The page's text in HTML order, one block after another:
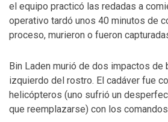
el equipo practicó las redadas a
operativo tardó unos 40 minutos de
proceso, murieron o fueron
Bin Laden murió de dos impactos de
izquierdo del rostro. El cadáver fue
helicópteros (uno sufrió un
que reemplazarse) con los